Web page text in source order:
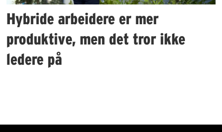
Hybride arbeidere er mer
produktive, men det tror ikke
ledere på